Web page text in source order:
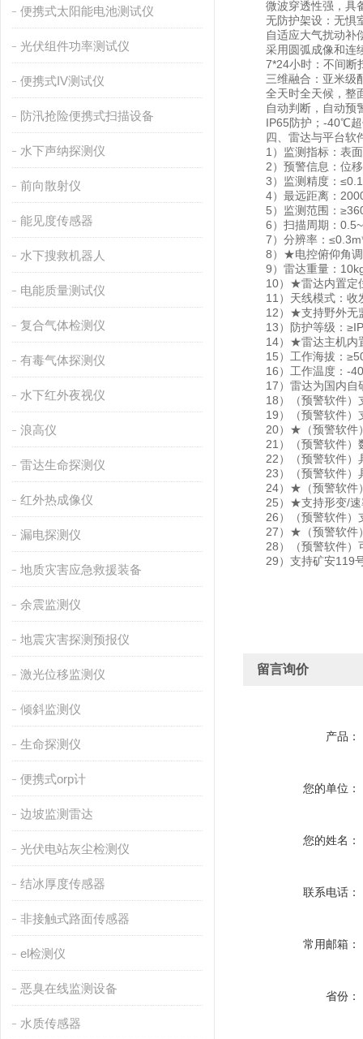
便携式太阳能电池测试仪
光伏组件功率测试仪
便携式IV测试仪
防汛抢险便携式扫描设备
水下声纳探测仪
前向散射仪
能见度传感器
水下搜救机器人
电能质量测试仪
复合气体检测仪
有毒气体探测仪
水下红外夜视仪
浪高仪
雷达生命探测仪
红外热成像仪
漏电探测仪
地质灾害应急救援装备
余震监测仪
地震灾害探测预报仪
激光位移监测仪
倾斜监测仪
生命探测仪
便携式orp计
边坡监测雷达
光伏电站灰尘检测仪
结冰厚度传感器
非接触式路面传感器
el检测仪
恶臭在线监测设备
水质传感器
微波穿透性强，具备
无防护架设：无惧室
自适应大气扰动补偿
采用圆弧成像和连续
7*24小时：不间断
三维融合：亚米级
全天时全天候，整
自动判断，自动预
IP65防护；-40℃超
四、雷达与平台软
1）监测指标：表面
2）预警信息：位移
3）监测精度：
4）最远距离：
5）监测范围：
6）扫描周期：
7）分辨率：
8）★电控俯仰角调
9）雷达重量：10kg
10）★雷达内置定位
11）天线模式：收
12）★支持野外无
13）防护等级：
14）★雷达主机内置
15）工作海拔：
16）工作温度：-
17）雷达为国内自
18）（预警软件）支
19）（预警软件）支
20）★（预警软件）
21）（预警软件）数
22）（预警软件）具
23）（预警软件）
24）★（预警软件）
25）★支持形变/速
26）（预警软件）支
27）★（预警软件）
28）（预警软件）可
29）支持矿安119号
留言询价
产品：
您的单位：
您的姓名：
联系电话：
常用邮箱：
省份：